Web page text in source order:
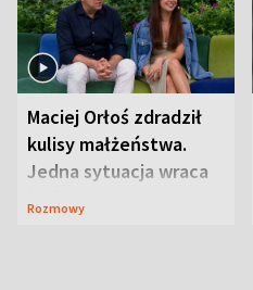
Maciej Orłoś zdradził
kulisy małżeństwa.
Jedna sytuacja wraca
jak bumerang
Rozmowy